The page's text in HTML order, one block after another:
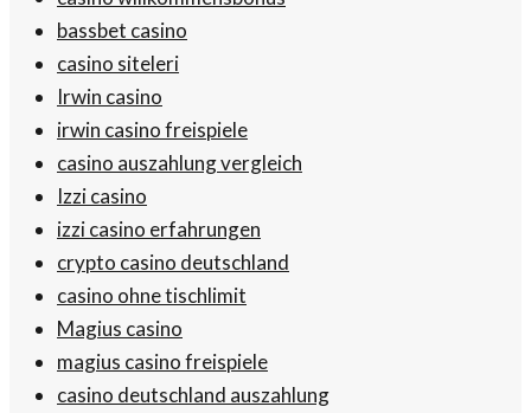
bassbet casino
casino siteleri
Irwin casino
irwin casino freispiele
casino auszahlung vergleich
Izzi casino
izzi casino erfahrungen
crypto casino deutschland
casino ohne tischlimit
Magius casino
magius casino freispiele
casino deutschland auszahlung